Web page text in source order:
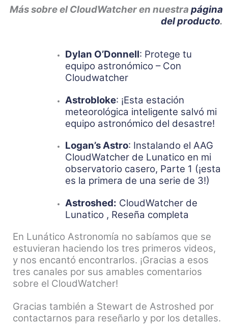
Más sobre el CloudWatcher en nuestra página
del producto.
Dylan O’Donnell: Protege tu
equipo astronómico – Con
Cloudwatcher
Astrobloke: ¡Esta estación
meteorológica inteligente salvó mi
equipo astronómico del desastre!
Logan’s Astro: Instalando el AAG
CloudWatcher de Lunatico en mi
observatorio casero, Parte 1 (¡esta
es la primera de una serie de 3!)
Astroshed: CloudWatcher de
Lunatico , Reseña completa
En Lunático Astronomía no sabíamos que se
estuvieran haciendo los tres primeros videos,
y nos encantó encontrarlos. ¡Gracias a esos
tres canales por sus amables comentarios
sobre el CloudWatcher!
Gracias también a Stewart de Astroshed por
contactarnos para reseñarlo y por los detalles.